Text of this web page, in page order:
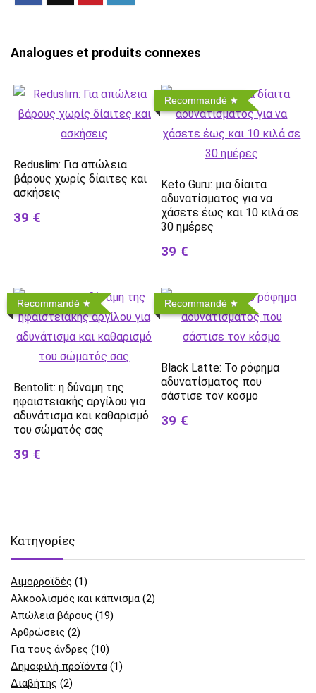
Analogues et produits connexes
Reduslim: Για απώλεια
βάρους χωρίς δίαιτες και
ασκήσεις
39 €
Recommandé
Keto Guru: μια δίαιτα
αδυνατίσματος για να
χάσετε έως και 10 κιλά σε
30 ημέρες
39 €
Recommandé
Bentolit: η δύναμη της
ηφαιστειακής αργίλου για
αδυνάτισμα και καθαρισμό
του σώματός σας
39 €
Recommandé
Black Latte: Το ρόφημα
αδυνατίσματος που
σάστισε τον κόσμο
39 €
Kατηγορίες
Αιμορροϊδές (1)
Αλκοολισμός και κάπνισμα (2)
Απώλεια βάρους (19)
Αρθρώσεις (2)
Για τους άνδρες (10)
Δημοφιλή προϊόντα (1)
Διαβήτης (2)